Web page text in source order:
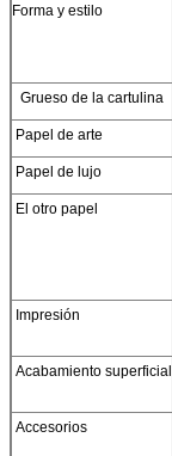
Forma y estilo
Grueso de la cartulina
Papel de arte
Papel de lujo
El otro papel
Impresión
Acabamiento superficial
Accesorios